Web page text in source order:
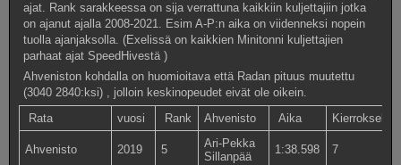
ajat. Rank sarakkeessa on sija verrattuna kaikkiin kuljettajiin jotka
on ajanut ajalla 2008-2021. Esim A-P:n aika on viidenneksi nopein
tuolla ajanjaksolla. (Exelissä on kaikkien Minitonni kuljettajien
parhaat ajat SpeedHivestä )
Ahveniston kohdalla on huomioitava että Radan pituus muutettu
(3040 2840:ksi) , jolloin keskinopeudet eivät ole oikein.
Rata
vuosi Rank Ahvenisto Aika Kierroksella
Ahvenisto 2019 5
Ari-Pekka
Sillanpää
1:38.598 7